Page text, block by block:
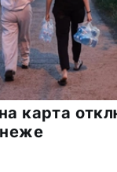
карта